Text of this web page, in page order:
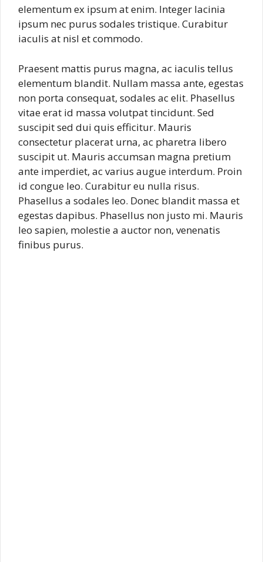
elementum ex ipsum at enim. Integer lacinia
ipsum nec purus sodales tristique. Curabitur
iaculis at nisl et commodo.
Praesent mattis purus magna, ac iaculis tellus
elementum blandit. Nullam massa ante, egestas
non porta consequat, sodales ac elit. Phasellus
vitae erat id massa volutpat tincidunt. Sed
suscipit sed dui quis efficitur. Mauris
consectetur placerat urna, ac pharetra libero
suscipit ut. Mauris accumsan magna pretium
ante imperdiet, ac varius augue interdum. Proin
id congue leo. Curabitur eu nulla risus.
Phasellus a sodales leo. Donec blandit massa et
egestas dapibus. Phasellus non justo mi. Mauris
leo sapien, molestie a auctor non, venenatis
finibus purus.